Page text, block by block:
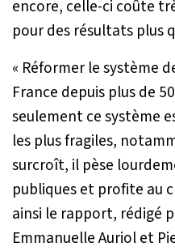
encore, celle-ci coûte
pour des résultats plus
« Réformer le système
France depuis plus de
seulement ce système
les plus fragiles,
surcroît, il pèse
publiques et profite au
ainsi le rapport, rédigé
Emmanuelle Auriol et